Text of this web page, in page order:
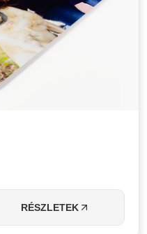
RÉSZLETEK